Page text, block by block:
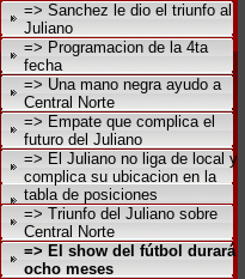
=> Sanchez le dio el triunfo al
Juliano
=> Programacion de la 4ta
fecha
=> Una mano negra ayudo a
Central Norte
=> Empate que complica el
futuro del Juliano
=> El Juliano no liga de local y
complica su ubicacion en la
tabla de posiciones
=> Triunfo del Juliano sobre
Central Norte
=> El show del fútbol durará
ocho meses